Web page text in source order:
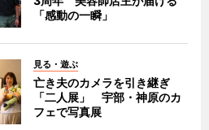
「感動の一瞬」
見る・遊ぶ
亡き夫のカメラを引き継ぎ
「二人展」 宇部・神原のカ
フェで写真展